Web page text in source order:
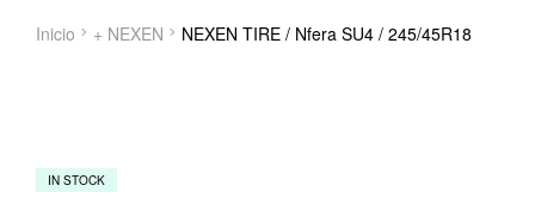
Inicio + NEXEN NEXEN TIRE / Nfera SU4 / 245/45R18
IN STOCK